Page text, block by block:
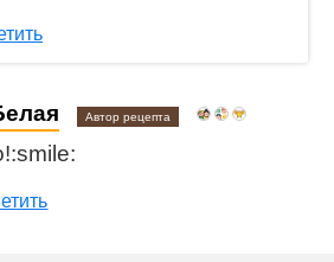
Автор рецепта